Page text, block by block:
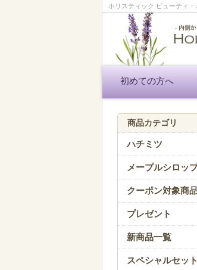
ホリスティック ビューティ
初めての方へ
商品カテゴリ
ハチミツ
メープルシロッ
クーポン対象商
プレゼント
新商品一覧
スペシャルセット